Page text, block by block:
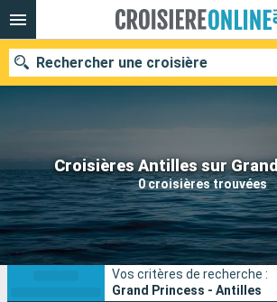
Croisières Antilles sur
0 croisières trouvées
Rechercher une croisière
Nos destinations
Mois de départ
Ports
Rechercher
Vos critères de recherche :
Grand Princess - Antilles